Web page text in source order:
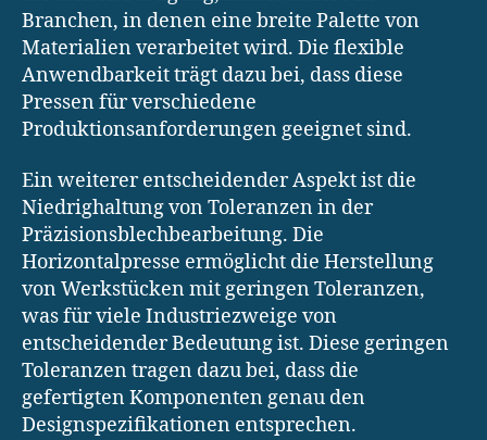
Branchen, in denen eine breite Palette von
Materialien verarbeitet wird. Die flexible
Anwendbarkeit trägt dazu bei, dass diese
Pressen für verschiedene
Produktionsanforderungen geeignet sind.
Ein weiterer entscheidender Aspekt ist die
Niedrighaltung von Toleranzen in der
Präzisionsblechbearbeitung. Die
Horizontalpresse ermöglicht die Herstellung
von Werkstücken mit geringen Toleranzen,
was für viele Industriezweige von
entscheidender Bedeutung ist. Diese geringen
Toleranzen tragen dazu bei, dass die
gefertigten Komponenten genau den
Designspezifikationen entsprechen.